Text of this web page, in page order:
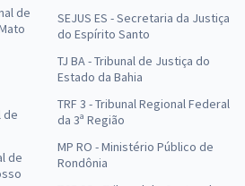
de
de
de
SEJUS ES - Secretaria da Justiça
do Espírito Santo
TJ BA - Tribunal de Justiça do
Estado da Bahia
TRF 3 - Tribunal Regional Federal
da 3ª Região
MP RO - Ministério Público de
Rondônia